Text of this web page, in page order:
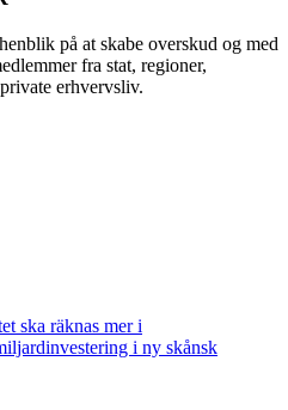
på at skabe overskud og med
fra stat, regioner,
erhvervsliv.
ska räknas mer i
i ny skånsk